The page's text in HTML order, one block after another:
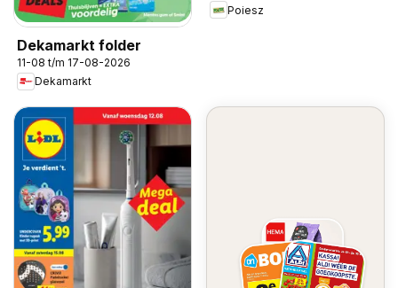
Dekamarkt folder
11-08 t/m 17-08-2026
Dekamarkt
Poiesz